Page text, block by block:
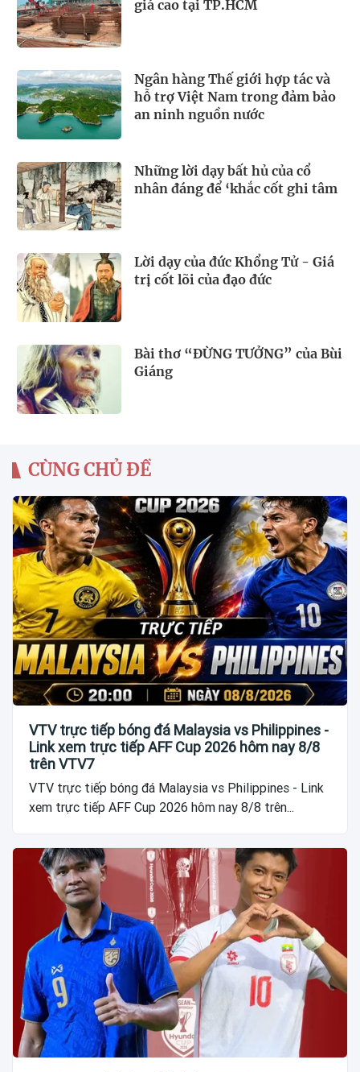
giá cao tại TP.HCM
Ngân hàng Thế giới hợp tác và
hỗ trợ Việt Nam trong đảm bảo
an ninh nguồn nước
Những lời dạy bất hủ của cổ
nhân đáng để ‘khắc cốt ghi tâm
Lời dạy của đức Khổng Tử - Giá
trị cốt lõi của đạo đức
Bài thơ “ĐỪNG TƯỞNG” của Bùi
Giáng
CÙNG CHỦ ĐỀ
VTV trực tiếp bóng đá Malaysia vs Philippines -
Link xem trực tiếp AFF Cup 2026 hôm nay 8/8
trên VTV7
VTV trực tiếp bóng đá Malaysia vs Philippines - Link
xem trực tiếp AFF Cup 2026 hôm nay 8/8 trên...